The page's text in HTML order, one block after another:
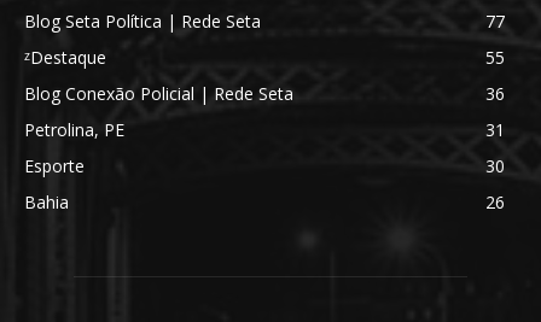
Blog Seta Política | Rede Seta
77
ᶻDestaque
55
Blog Conexão Policial | Rede Seta
36
Petrolina, PE
31
Esporte
30
Bahia
26